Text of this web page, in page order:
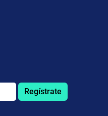
Regístrate